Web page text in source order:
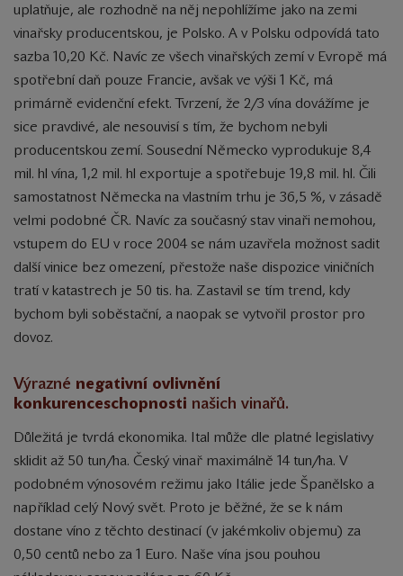
uplatňuje, ale rozhodně na něj nepohlížíme jako na zemi
vinařsky producentskou, je Polsko. A v Polsku odpovídá tato
sazba 10,20 Kč. Navíc ze všech vinařských zemí v Evropě má
spotřební daň pouze Francie, avšak ve výši 1 Kč, má
primárně evidenční efekt. Tvrzení, že 2/3 vína dovážíme je
sice pravdivé, ale nesouvisí s tím, že bychom nebyli
producentskou zemí. Sousední Německo vyprodukuje 8,4
mil. hl vína, 1,2 mil. hl exportuje a spotřebuje 19,8 mil. hl. Čili
samostatnost Německa na vlastním trhu je 36,5 %, v zásadě
velmi podobné ČR. Navíc za současný stav vinaři nemohou,
vstupem do EU v roce 2004 se nám uzavřela možnost sadit
další vinice bez omezení, přestože naše dispozice viničních
tratí v katastrech je 50 tis. ha. Zastavil se tím trend, kdy
bychom byli soběstační, a naopak se vytvořil prostor pro
dovoz.
Výrazné negativní ovlivnění
konkurenceschopnosti našich vinařů.
Důležitá je tvrdá ekonomika. Ital může dle platné legislativy
sklidit až 50 tun/ha. Český vinař maximálně 14 tun/ha. V
podobném výnosovém režimu jako Itálie jede Španělsko a
například celý Nový svět. Proto je běžné, že se k nám
dostane víno z těchto destinací (v jakémkoliv objemu) za
0,50 centů nebo za 1 Euro. Naše vína jsou pouhou